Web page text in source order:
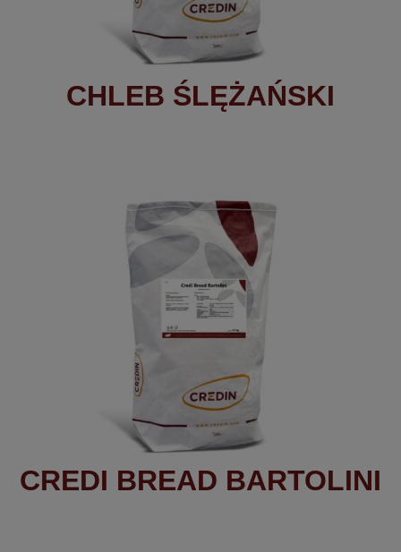
CHLEB ŚLĘŻAŃSKI
CREDI BREAD BARTOLINI